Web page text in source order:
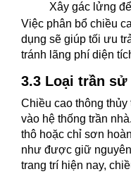
Xây gác lửng
Việc phân bổ chiều
dụng sẽ giúp tối ưu
tránh lãng phí diện
3.3 Loại trần
Chiều cao thông
vào hệ thống trần
thô hoặc chỉ sơn
như được giữ
trang trí hiện nay,